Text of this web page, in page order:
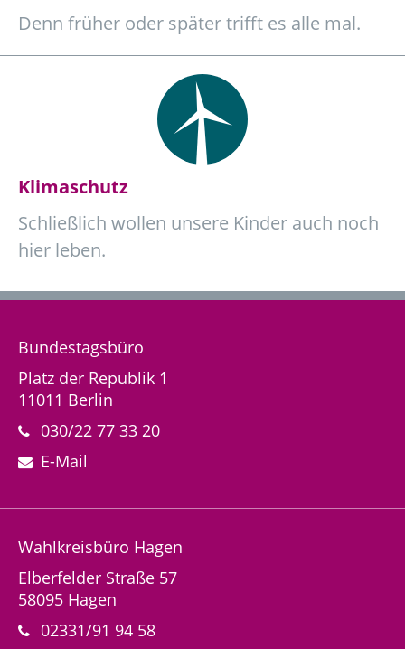
Denn früher oder später trifft es alle mal.
Klimaschutz
Schließlich wollen unsere Kinder auch noch
hier leben.
Bundestagsbüro
Platz der Republik 1
11011 Berlin
030/22 77 33 20
E-Mail
Wahlkreisbüro Hagen
Elberfelder Straße 57
58095 Hagen
02331/91 94 58